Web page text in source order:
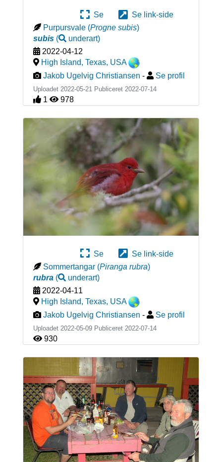
Se
Se link-side
Purpursvale (Progne subis)
subis( underart)
2022-04-12
High Island, Texas, USA
Jakob Ugelvig Christiansen - Se profil
Uploadet 2022-05-21 Publiceret 2022-07-14
1 978
Se
Se link-side
Sommertangar (Piranga rubra)
rubra( underart)
2022-04-11
High Island, Texas, USA
Jakob Ugelvig Christiansen - Se profil
Uploadet 2022-05-09 Publiceret 2022-07-14
930